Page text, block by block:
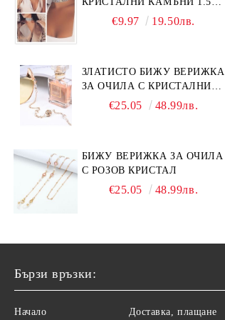
€9.97 19.50лв.
ЗЛАТИСТО БИЖУ ВЕРИЖКА
ЗА ОЧИЛА С КРИСТАЛНИ
КАМЪНИ И ПЕРЛИ
€25.05 48.99лв.
БИЖУ ВЕРИЖКА ЗА ОЧИЛА
С РОЗОВ КРИСТАЛ
€25.05 48.99лв.
Бързи връзки:
Начало Доставка, плащане